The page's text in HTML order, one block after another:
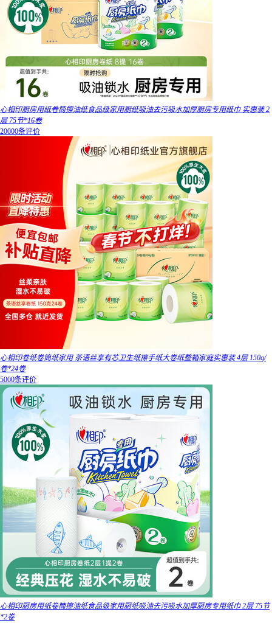
心相印厨房用纸卷筒擦油纸食品级家用厨纸吸油去污吸水加厚厨房专用纸巾 实惠装 2
层 75节*16卷
20000条评价
心相印卷纸卷筒纸家用 茶语丝享有芯卫生纸擦手纸大卷纸整箱家庭实惠装 4层 150g/
卷*24卷
5000条评价
心相印厨房用纸卷筒擦油纸食品级家用厨纸吸油去污吸水加厚厨房专用纸巾 2层 75节
*2卷